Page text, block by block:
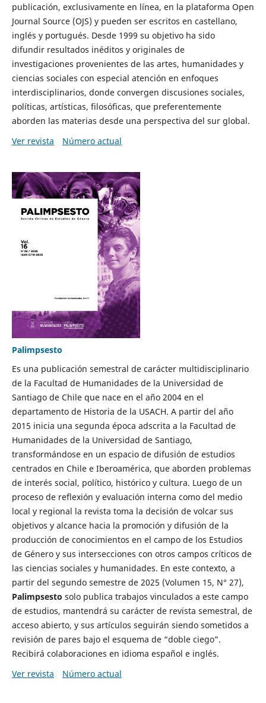
publicación, exclusivamente en línea, en la plataforma Open
Journal Source (OJS) y pueden ser escritos en castellano,
inglés y portugués. Desde 1999 su objetivo ha sido
difundir resultados inéditos y originales de
investigaciones provenientes de las artes, humanidades y
ciencias sociales con especial atención en enfoques
interdisciplinarios, donde convergen discusiones sociales,
políticas, artísticas, filosóficas, que preferentemente
aborden las materias desde una perspectiva del sur global.
Ver revista
Número actual
Palimpsesto
Es una publicación semestral de carácter multidisciplinario
de la Facultad de Humanidades de la Universidad de
Santiago de Chile que nace en el año 2004 en el
departamento de Historia de la USACH. A partir del año
2015 inicia una segunda época adscrita a la Facultad de
Humanidades de la Universidad de Santiago,
transformándose en un espacio de difusión de estudios
centrados en Chile e Iberoamérica, que aborden problemas
de interés social, político, histórico y cultura. Luego de un
proceso de reflexión y evaluación interna como del medio
local y regional la revista toma la decisión de volcar sus
objetivos y alcance hacia la promoción y difusión de la
producción de conocimientos en el campo de los Estudios
de Género y sus intersecciones con otros campos críticos de
las ciencias sociales y humanidades. En este contexto, a
partir del segundo semestre de 2025 (Volumen 15, N° 27),
Palimpsesto solo publica trabajos vinculados a este campo
de estudios, mantendrá su carácter de revista semestral, de
acceso abierto, y sus artículos seguirán siendo sometidos a
revisión de pares bajo el esquema de “doble ciego”.
Recibirá colaboraciones en idioma español e inglés.
Ver revista
Número actual